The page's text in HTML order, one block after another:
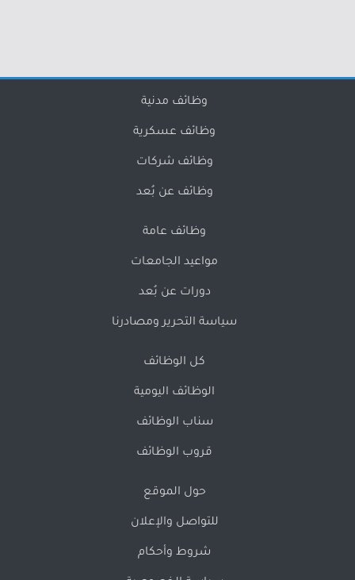
وظائف مدنية
وظائف عسكرية
وظائف شركات
وظائف عن بُعد
وظائف عامة
مواعيد الجامعات
دورات عن بُعد
سياسة التحرير ومصادرنا
كل الوظائف
الوظائف اليومية
سناب الوظائف
قروب الوظائف
حول الموقع
للتواصل والإعلان
شروط وأحكام